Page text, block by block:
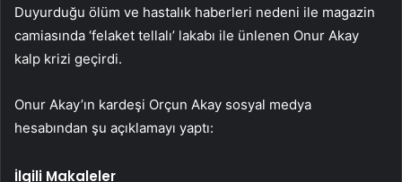
Duyurduğu ölüm ve hastalık haberleri nedeni ile magazin
camiasında ‘felaket tellalı’ lakabı ile ünlenen Onur Akay
kalp krizi geçirdi.
Onur Akay’ın kardeşi Orçun Akay sosyal medya
hesabından şu açıklamayı yaptı:
İlgili Makaleler